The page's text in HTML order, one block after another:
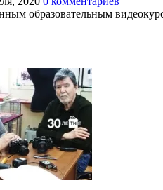
образовательным